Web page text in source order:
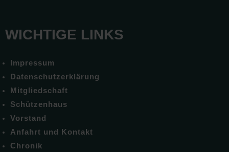
WICHTIGE LINKS
Impressum
Datenschutzerklärung
Mitgliedschaft
Schützenhaus
Vorstand
Anfahrt und Kontakt
Chronik